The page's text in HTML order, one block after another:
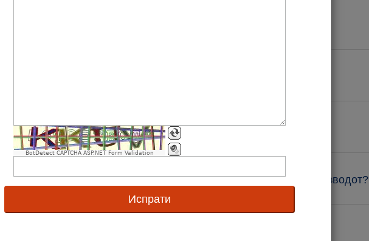
BotDetect CAPTCHA ASP.NET Form Validation
4. Што е GS1 број?
5. Дали првите бројки говорат за земјата од каде потекнува производот?